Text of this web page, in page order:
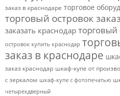
заказ в краснодаре торговое
торговый островок
заказать краснодар торговый
островок купить краснодар
заказ в краснодаре
заказ краснодар шкаф-купе от
с зеркалом шкаф-купе с фотопечатью
четырехдверный